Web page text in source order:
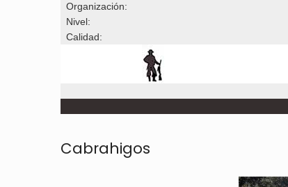
Organización:
Nivel:
Calidad:
Cabrahigos